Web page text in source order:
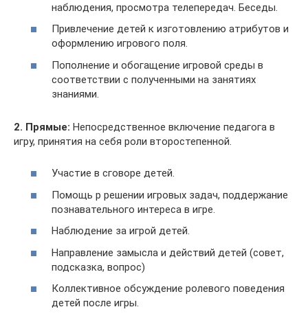
наблюдения, просмотра телепередач. Беседы.
Привлечение детей к изготовлению атрибутов и
оформлению игрового поля.
Пополнение и обогащение игровой среды в
соответствии с полученными на занятиях
знаниями.
2. Прямые: Непосредственное включение педагога в
игру, принятия на себя роли второстепенной.
Участие в сговоре детей.
Помощь р решении игровых задач, поддержание
познавательного интереса в игре.
Наблюдение за игрой детей.
Направление замысла и действий детей (совет,
подсказка, вопрос)
Коллективное обсуждение ролевого поведения
детей после игры.